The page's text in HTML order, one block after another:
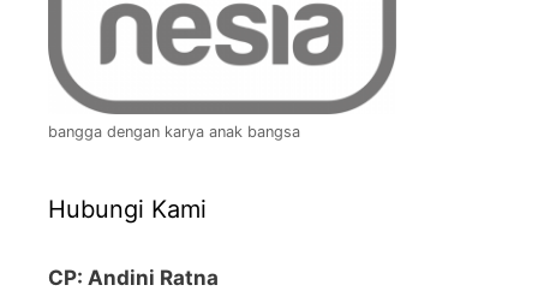
bangga dengan karya anak bangsa
Hubungi Kami
CP: Andini Ratna